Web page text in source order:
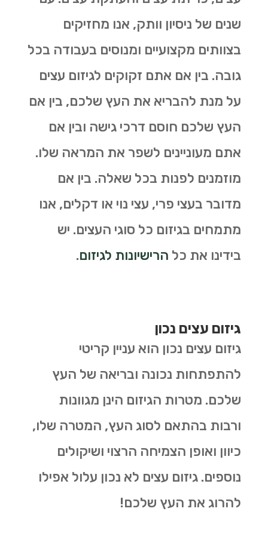
שנים של ניסיון וותק, אנו מחזיקים
בצוותים מקצועיים ומנוסים בעבודה בכל
גובה. בין אם אתם זקוקים לגיזום עצים
על מנת להבריא את העץ שלכם, בין אם
העץ שלכם חוסם דרכי גישה ובין אם
אתם מעוניינים לשפר את המראה שלו.
מוזמנים לפנות בכל שאלה. בין אם
מדובר בעצי פרי, עצי נוי או דקלים, אנו
מתמחים בגיזום כל סוגי העצים. יש
בידינו את כל הרישיונות לגיזום.
גיזום עצים נכון
גיזום עצים נכון הוא עניין קריטי
להתפתחות נכונה ובריאה של העץ
שלכם. מטרות הגיזום הינן מגוונות
ורבות בהתאם לסוג העץ, המטרה שלו,
כיוון ואופן הצמיחה הרצוי ושיקולים
נוספים. גיזום עצים לא נכון עלול אפילו
להרוג את העץ שלכם!